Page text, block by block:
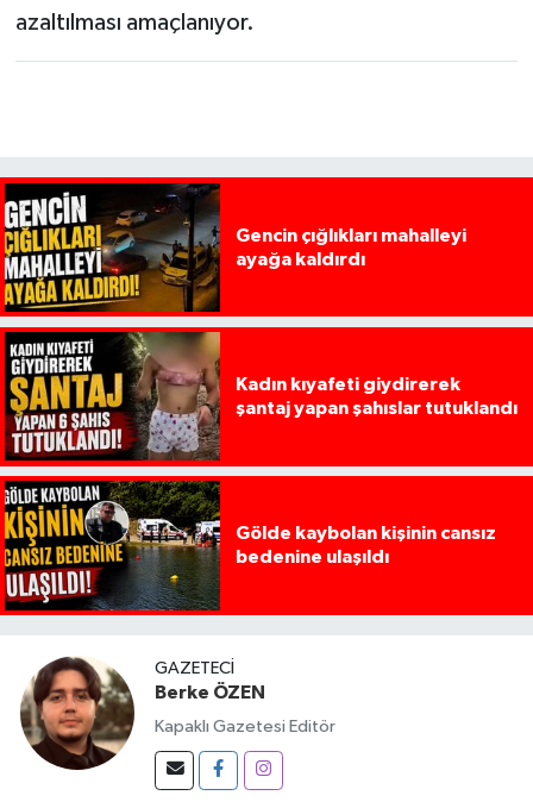
azaltılması amaçlanıyor.
Gencin çığlıkları mahalleyi
ayağa kaldırdı
Kadın kıyafeti giydirerek
şantaj yapan şahıslar tutuklandı
Gölde kaybolan kişinin cansız
bedenine ulaşıldı
GAZETECI
Berke ÖZEN
Kapaklı Gazetesi Editör